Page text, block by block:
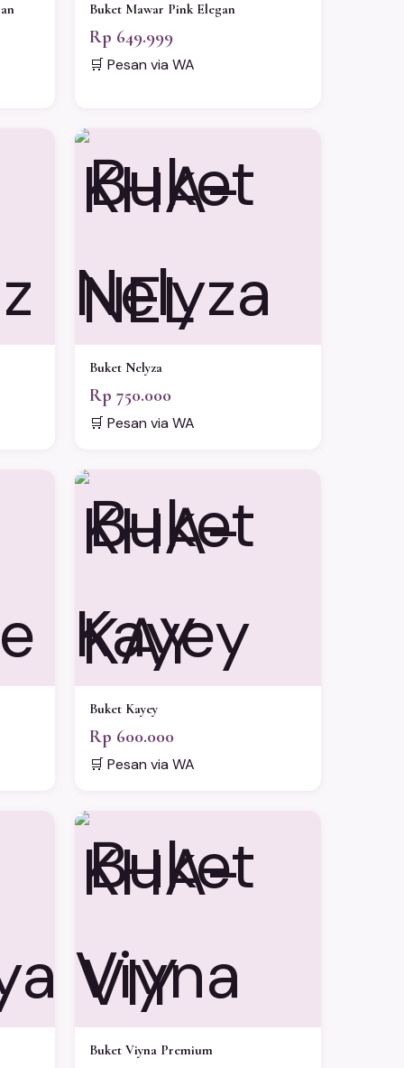
Buket Mawar Pink Elegan
Rp 649.999
🛒 Pesan via WA
KHA-
NEL
Buket Nelyza
Rp 750.000
🛒 Pesan via WA
KHA-
KAY
Buket Kayey
Rp 600.000
🛒 Pesan via WA
KHA-
VIY
Buket Viyna Premium